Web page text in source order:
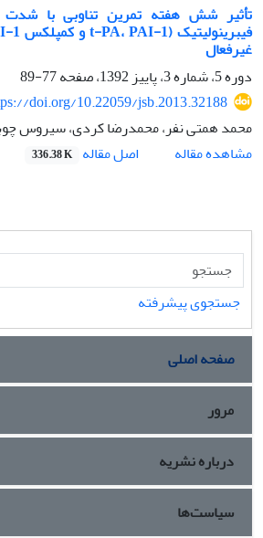
غیرفعال
دوره 5، شماره 3، پاییز 1392، صفحه
77-89
doi.org/10.22059/jsb.2013.32188
محمد همتی نفر، محمدرضا کردی، سیروس
مشاهده مقاله
اصل مقاله 336.38 K
جستجوی پیشرفته
صفحه اصلی
مرور
درباره نشریه
سیاست‌ها